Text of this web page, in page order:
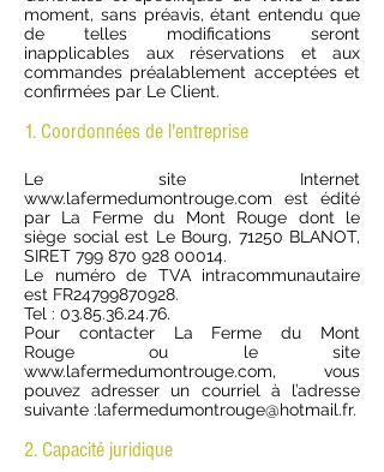
moment, sans préavis, étant entendu que
de telles modifications seront
inapplicables aux réservations et aux
commandes préalablement acceptées et
confirmées par Le Client.
1. Coordonnées de l'entreprise
Le site Internet
www.lafermedumontrouge.com est édité
par La Ferme du Mont Rouge dont le
siège social est Le Bourg, 71250 BLANOT,
SIRET 799 870 928 00014.
Le numéro de TVA intracommunautaire
est FR24799870928.
Tel : 03.85.36.24.76.
Pour contacter La Ferme du Mont
Rouge ou le site
www.lafermedumontrouge.com, vous
pouvez adresser un courriel à l’adresse
suivante :lafermedumontrouge@hotmail.fr.
2. Capacité juridique